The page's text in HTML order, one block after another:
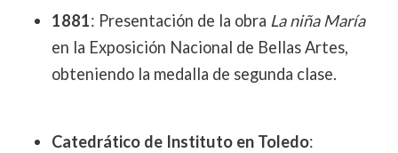
1881: Presentación de la obra La niña María
en la Exposición Nacional de Bellas Artes,
obteniendo la medalla de segunda clase.
Catedrático de Instituto en Toledo: